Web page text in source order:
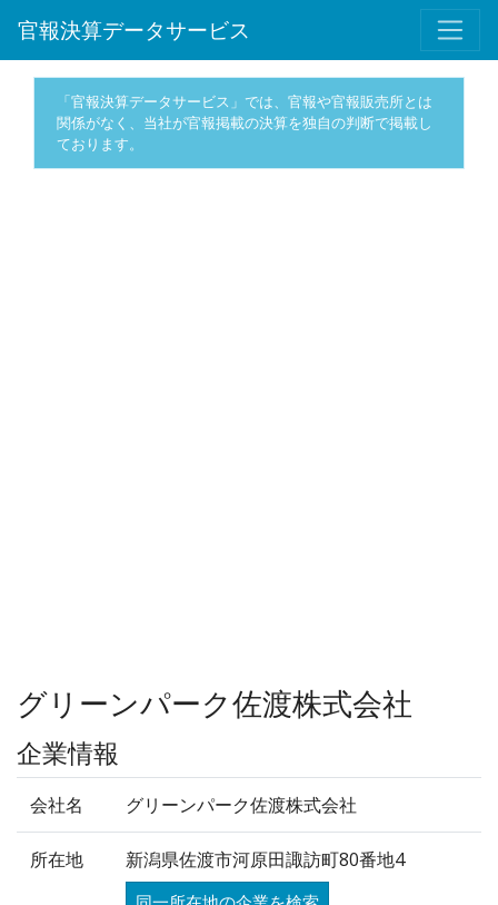
官報決算データサービス
「官報決算データサービス」では、官報や官報販売所とは
関係がなく、当社が官報掲載の決算を独自の判断で掲載し
ております。
グリーンパーク佐渡株式会社
企業情報
会社名 グリーンパーク佐渡株式会社
所在地 新潟県佐渡市河原田諏訪町80番地4